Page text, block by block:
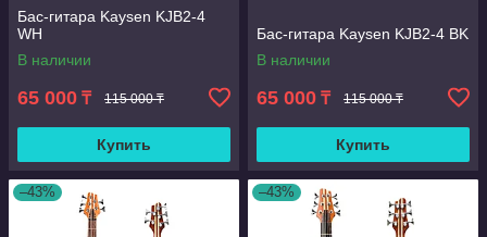
Бас-гитара Kaysen KJB2-4
WH
В наличии
65 000 ₸ 115 000 ₸
Купить
Бас-гитара Kaysen KJB2-4 BK
В наличии
65 000 ₸ 115 000 ₸
Купить
–43% –43%